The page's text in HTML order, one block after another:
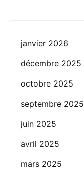
janvier 2026
décembre 2025
octobre 2025
septembre 2025
juin 2025
avril 2025
mars 2025